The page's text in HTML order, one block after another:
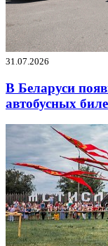
31.07.2026
В Беларуси
автобусных